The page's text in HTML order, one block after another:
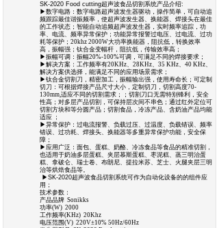
SK-2020 Food cutting超声波食品切割系统产品介绍:
▶数字电路：数字电路超声波发生器驱动，操作简单，可自动追
频跟踪最佳谐振频率，使超声波发生器、换能器、焊接头在最佳
的工作状态；智能自动追频超声波发生器，实时频率追踪，功
率、电流、频率异常保护；功能异常报警过电压、过电流、过功
耗等保护；20khz 2000W大功率换能器，阻抗低，转换效率
高，振幅强；钛合金变幅杆，阻抗低，传输效率高；
▶振幅可调：振幅20%-100%可调，可满足不同的焊接要求；
▶解决方案：工作频率有20KHz、28KHz、35 KHz、40 KHz、
解决方案供选择，能满足不同的应用场景需求；
▶钛合金切割刀，精密加工，振幅输出强，使用寿命长；可定制
切刀：可根据焊接产品尺寸大小，定制切刀，切割高度70-
130mm,适应不同的切割需求；；切割刀口无需特别锋利，安全
性高；对多层产品切割，可保持层次间不串色；通过红外定位可
切割方块和等分圆产品；切割食品，冷冻产品、含奶油产品均能
适应 ；
▶异常保护：过电流报警、负载过压、过温度、负载错误、频率
错误、过功耗、焊接头、换能器等多重异常保护功能，安全保
障；
▶应用广泛：面包、蛋糕、奶酪、冷冻食品等食品的精准切割，
也适用于奶油多层蛋糕、夹层慕斯蛋糕、枣泥糕、蒸三明治蛋
糕、拿破仑、瑞士卷、布朗尼、提拉米苏、芝士、火腿夹层三明
治等烘焙食品等。
▶SK-2020超声波食品切割系统可作为自动化设备的的组件应
用；
技术参数：
产品品牌 Sonikks
功率(W) 2000
工作频率(KHz) 20Khz
电压范围(V) 220V±10% 50Hz/60Hz